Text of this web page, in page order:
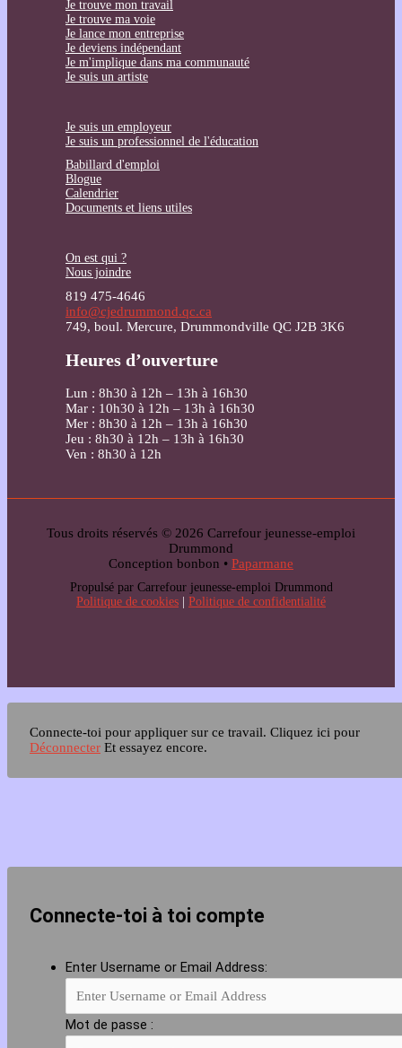
Je trouve mon travail
Je trouve ma voie
Je lance mon entreprise
Je deviens indépendant
Je m'implique dans ma communauté
Je suis un artiste
Je suis un employeur
Je suis un professionnel de l'éducation
Babillard d'emploi
Blogue
Calendrier
Documents et liens utiles
On est qui ?
Nous joindre
819 475-4646
info@cjedrummond.qc.ca
749, boul. Mercure, Drummondville QC J2B 3K6
Heures d’ouverture
Lun : 8h30 à 12h – 13h à 16h30
Mar : 10h30 à 12h – 13h à 16h30
Mer : 8h30 à 12h – 13h à 16h30
Jeu : 8h30 à 12h – 13h à 16h30
Ven : 8h30 à 12h
Tous droits réservés © 2026 Carrefour jeunesse-emploi
Drummond
Conception bonbon • Paparmane
Propulsé par Carrefour jeunesse-emploi Drummond
Politique de cookies | Politique de confidentialité
Connecte-toi pour appliquer sur ce travail. Cliquez ici pour
Déconnecter Et essayez encore.
Connecte-toi à toi compte
Enter Username or Email Address:
Mot de passe :